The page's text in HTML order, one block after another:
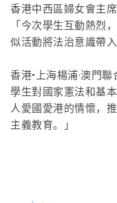
香港中西區婦女會主
「今次學生互動熱烈
似活動將法治意識帶入
香港•上海楊浦·澳門
學生對國家憲法和基
人愛國愛港的情懷，
主義教育。」